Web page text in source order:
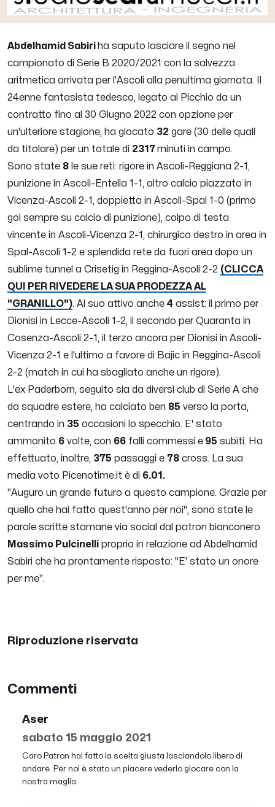
Abdelhamid Sabiri ha saputo lasciare il segno nel
campionato di Serie B 2020/2021 con la salvezza
aritmetica arrivata per l'Ascoli alla penultima giornata.
24enne fantasista tedesco, legato al Picchio da un
contratto fino al 30 Giugno 2022 con opzione per
un'ulteriore stagione, ha giocato 32 gare (30 delle quali
da titolare) per un totale di 2317minuti in campo.
Sono state 8 le sue reti: rigore in Ascoli-Reggiana 2-1,
punizione in Ascoli-Entella 1-1, altro calcio piazzato in
Vicenza-Ascoli 2-1, doppietta in Ascoli-Spal 1-0 (primo
gol sempre su calcio di punizione), colpo di testa
vincente in Ascoli-Vicenza 2-1, chirurgico destro in area in
Spal-Ascoli 1-2 e splendida rete da fuori area dopo un
sublime tunnel a Crisetig in Reggina-Ascoli 2-2 (CLICCA
QUI PER RIVEDERE LA SUA PRODEZZA AL
"GRANILLO"). Al suo attivo anche 4 assist: il primo per
Dionisi in Lecce-Ascoli 1-2, il secondo per Quaranta in
Cosenza-Ascoli 2-1, il terzo ancora per Dionisi in Ascoli-
Vicenza 2-1 e l'ultimo a favore di Bajic in Reggina-Ascoli
2-2 (match in cui ha sbagliato anche un rigore).
L'ex Paderborn, seguito sia da diversi club di Serie A che
da squadre estere, ha calciato ben 85 verso la porta,
centrando in 35 occasioni lo specchio. E' stato
ammonito 6 volte, con 66 falli commessi e 95 subìti. Ha
effettuato, inoltre, 375 passaggi e 78 cross. La sua
media voto Picenotime.it è di 6.01.
"Auguro un grande futuro a questo campione. Grazie per
quello che hai fatto quest'anno per noi", sono state le
parole scritte stamane via social dal patron bianconero
Massimo Pulcinelli proprio in relazione ad Abdelhamid
Sabiri che ha prontamente risposto: "E' stato un onore
per me".
Riproduzione riservata
Commenti
Aser
sabato 15 maggio 2021
Caro Patron hai fatto la scelta giusta lasciandolo libero di
andare. Per noi è stato un piacere vederlo giocare con la
nostra maglia.